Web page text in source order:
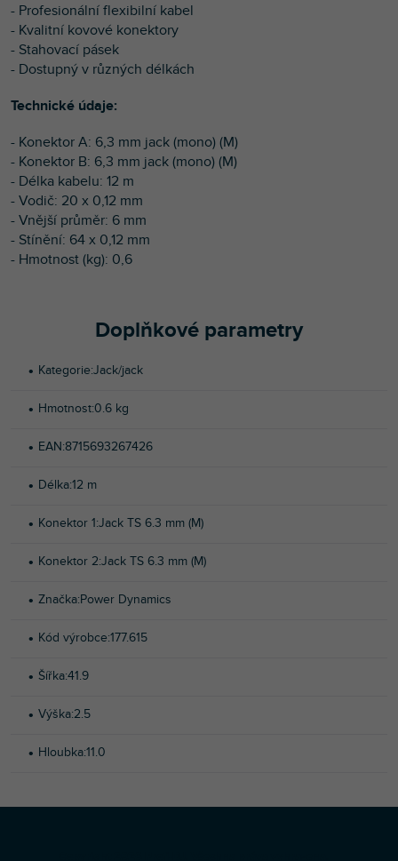
- Profesionální flexibilní kabel
- Kvalitní kovové konektory
- Stahovací pásek
- Dostupný v různých délkách
Technické údaje:
- Konektor A: 6,3 mm jack (mono) (M)
- Konektor B: 6,3 mm jack (mono) (M)
- Délka kabelu: 12 m
- Vodič: 20 x 0,12 mm
- Vnější průměr: 6 mm
- Stínění: 64 x 0,12 mm
- Hmotnost (kg): 0,6
Doplňkové parametry
Kategorie:Jack/jack
Hmotnost:0.6 kg
EAN:8715693267426
Délka:12 m
Konektor 1:Jack TS 6.3 mm (M)
Konektor 2:Jack TS 6.3 mm (M)
Značka:Power Dynamics
Kód výrobce:177.615
Šířka:41.9
Výška:2.5
Hloubka:11.0